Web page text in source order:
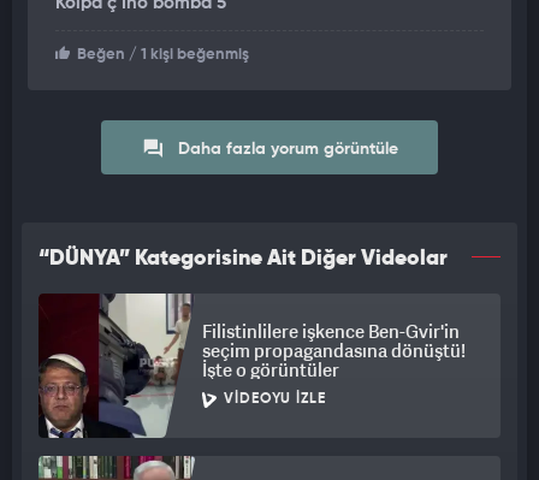
umuyor. Trump, ilk başkanlık döneminde İran'a yönelik
Beğen / 1 kişi beğenmiş
Daha fazla yorum görüntüle
“DÜNYA” Kategorisine Ait Diğer Videolar
Filistinlilere işkence Ben-Gvir'in
seçim propagandasına dönüştü!
İşte o görüntüler
VIDEOYU İZLE